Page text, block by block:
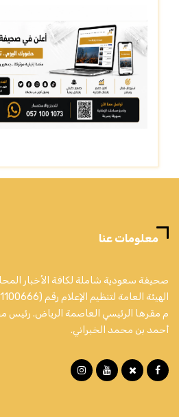
معلومات عنا
صحيفة سعودية شاملة لكافة الأخبار
م مقرها الرئيسي العاصمة الرياض. رئيس
أحمد بن محمد الخبراني.